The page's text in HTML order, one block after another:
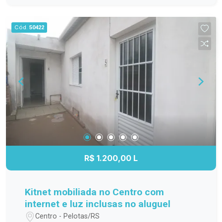
aproveitamento do espaço; Banheiro completo;
Apartamento localizado no 3º andar,
proporcionando mais privacidade, boa ventilação
e excelente iluminação natural. Localização
Localizado na Avenida Duque de Caxias, o
Residencial Estrela Gaúcha oferece fácil acesso
aos principais pontos da cidade. O imóvel está
próximo a supermercados, escolas, farmácias,
transporte público e diversos comércios e
serviços, trazendo mais praticidade para o dia a
de conhecer este apartamento. Entre em contato
e agende sua visita para descobrir tudo o que
Cód. 50422
R$ 1.200,00 L
Kitnet mobiliada no Centro com
internet e luz inclusas no aluguel
Centro - Pelotas/RS